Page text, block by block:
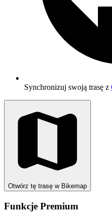
Synchronizuj swoją trasę z
Otwórz tę trasę w Bikemap
Funkcje Premium